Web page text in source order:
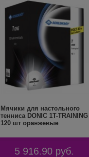
Мячики для настольного
тенниса DONIC 1T-TRAINING
120 шт оранжевые
5 916.90 руб.